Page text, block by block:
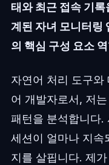
태와 최근 접속 기
계된 자녀 모니터링
의 핵심 구성 요소
자연어 처리 도구와
어 개발자로서, 저
패턴을 분석합니다.
세션이 얼마나 지속
지를 살핍니다. 제